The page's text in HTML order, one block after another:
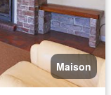
Maison